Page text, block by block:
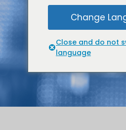
Bienvenidos
Change
Close and do not
language